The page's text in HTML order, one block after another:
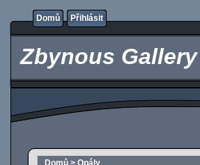
Domů Přihlásit
Zbynous Gallery
Domů > Opály